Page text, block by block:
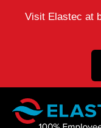
İçeriğe
atla
Visit Elastec at